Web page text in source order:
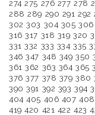
274 275 276 277 278
288 289 290 291 292
302 303 304 305 306
316 317 318 319 320
331 332 333 334 335
346 347 348 349 350
361 362 363 364 365
376 377 378 379 380
390 391 392 393 394
404 405 406 407 408
419 420 421 422 423